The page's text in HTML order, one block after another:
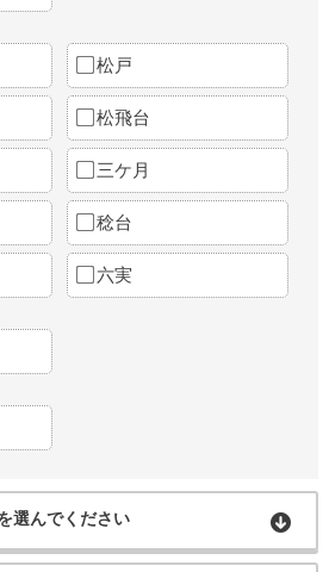
松戸
松飛台
三ケ月
稔台
六実
選んでください